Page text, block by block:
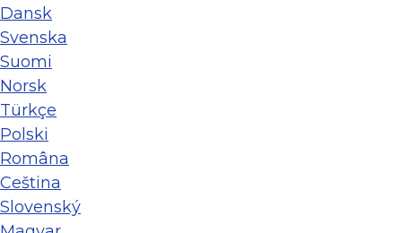
Dansk
Svenska
Suomi
Norsk
Türkçe
Polski
Româna
Ceština
Slovenský